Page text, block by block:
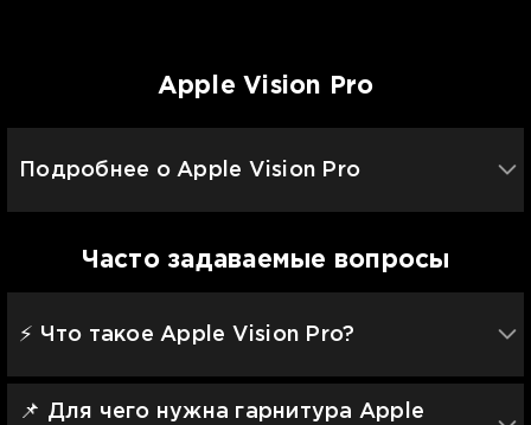
Apple Vision Pro
Подробнее о Apple Vision Pro
Часто задаваемые вопросы
⚡️ Что такое Apple Vision Pro?
📌 Для чего нужна гарнитура Apple